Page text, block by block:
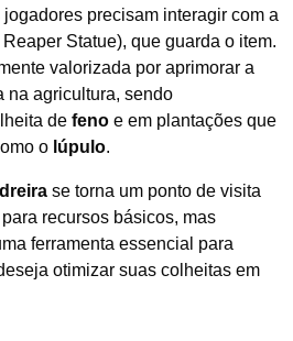
precisam interagir com a
Reaper Statue), que guarda o item.
valorizada por aprimorar a
na agricultura, sendo
de feno e em plantações que
o lúpulo.
se torna um ponto de visita
recursos básicos, mas
ferramenta essencial para
otimizar suas colheitas em